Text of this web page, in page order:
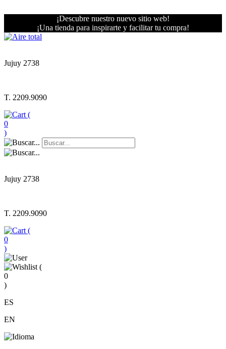
¡Descubre nuestro nuevo sitio web!
¡Una tienda para inspirarte y facilitar tu compra!
Jujuy 2738
T. 2209.9090
(
0
)
Jujuy 2738
T. 2209.9090
(
0
)
(
0
)
ES
EN